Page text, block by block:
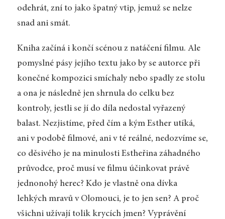
odehrát, zní to jako špatný vtip, jemuž se nelze
snad ani smát.
Kniha začíná i končí scénou z natáčení filmu. Ale
pomyslné pásy jejího textu jako by se autorce při
konečné kompozici smíchaly nebo spadly ze stolu
a ona je následně jen shrnula do celku bez
kontroly, jestli se jí do díla nedostal vyřazený
balast. Nezjistíme, před čím a kým Esther utíká,
ani v podobě filmové, ani v té reálné, nedozvíme se,
co děsivého je na minulosti Estheřina záhadného
průvodce, proč musí ve filmu účinkovat právě
jednonohý herec? Kdo je vlastně ona dívka
lehkých mravů v Olomouci, je to jen sen? A proč
všichni užívají tolik krycích jmen? Vyprávění